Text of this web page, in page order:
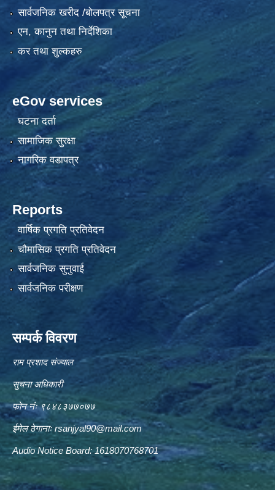
सार्वजनिक खरीद /बोलपत्र सूचना
एन, कानुन तथा निर्देशिका
कर तथा शुल्कहरु
eGov services
घटना दर्ता
सामाजिक सुरक्षा
नागरिक वडापत्र
Reports
वार्षिक प्रगति प्रतिवेदन
चौमासिक प्रगति प्रतिवेदन
सार्वजनिक सुनुवाई
सार्वजनिक परीक्षण
सम्पर्क विवरण
राम प्रशाद संज्याल
सुचना अधिकारी
फोन नंः ९८४८३७७०७७
ईमेल ठेगानाःrsanjyal90@mail.com
Audio Notice Board: 1618070768701